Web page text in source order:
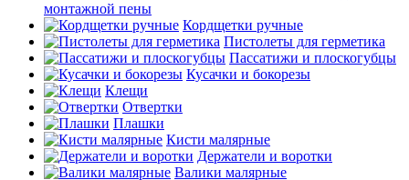
монтажной пены
Кордщетки ручные
Пистолеты для герметика
Пассатижи и плоскогубцы
Кусачки и бокорезы
Клещи
Отвертки
Плашки
Кисти малярные
Держатели и воротки
Валики малярные